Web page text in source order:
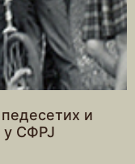
и
у СФРЈ